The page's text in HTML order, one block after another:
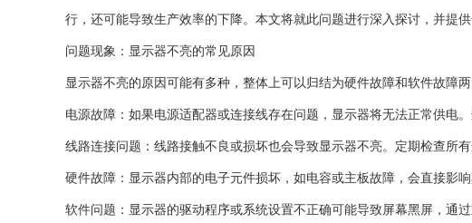
行，还可能导致生产效率的下降。本文将就此问题进行深入探讨，并提
问题现象：显示器不亮的常见原因
显示器不亮的原因可能有多种，整体上可以归结为硬件故障和软件故障
电源故障：如果电源适配器或连接线存在问题，显示器将无法正常供电。
线路连接问题：线路接触不良或损坏也会导致显示器不亮。定期检查所有
硬件故障：显示器内部的电子元件损坏，如电容或主板故障，会直接影
软件问题：显示器的驱动程序或系统设置不正确可能导致屏幕黑屏，通